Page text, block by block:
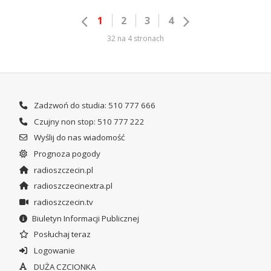
1 2 3 4
32 na 4 stronach
Zadzwoń do studia: 510 777 666
Czujny non stop: 510 777 222
Wyślij do nas wiadomość
Prognoza pogody
radioszczecin.pl
radioszczecinextra.pl
radioszczecin.tv
Biuletyn Informacji Publicznej
Posłuchaj teraz
Logowanie
DUŻA CZCIONKA